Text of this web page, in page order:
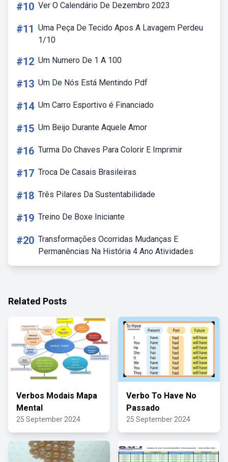
#10 Ver O Calendário De Dezembro 2023
#11 Uma Peça De Tecido Apos A Lavagem Perdeu
1/10
#12 Um Numero De 1 A 100
#13 Um De Nós Está Mentindo Pdf
#14 Um Carro Esportivo é Financiado
#15 Um Beijo Durante Aquele Amor
#16 Turma Do Chaves Para Colorir E Imprimir
#17 Troca De Casais Brasileiras
#18 Três Pilares Da Sustentabilidade
#19 Treino De Boxe Iniciante
#20 Transformações Ocorridas Mudanças E
Permanências Na História 4 Ano Atividades
Related Posts
Verbos Modais Mapa
Mental
25 September 2024
Verbo To Have No
Passado
25 September 2024